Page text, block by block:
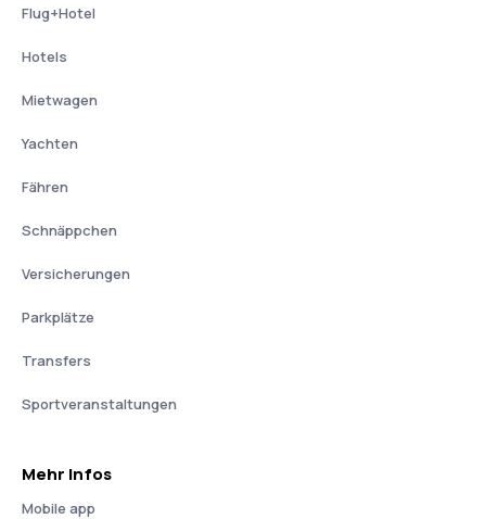
Flug+Hotel
Hotels
Mietwagen
Yachten
Fähren
Schnäppchen
Versicherungen
Parkplätze
Transfers
Sportveranstaltungen
Mehr Infos
Mobile app